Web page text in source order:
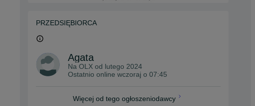
PRZEDSIĘBIORCA
Agata
Na OLX od lutego 2024
Ostatnio online wczoraj o 07:45
Więcej od tego ogłoszeniodawcy